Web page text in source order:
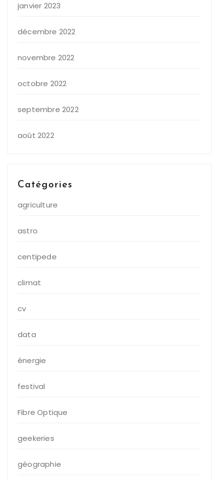
janvier 2023
décembre 2022
novembre 2022
octobre 2022
septembre 2022
août 2022
Catégories
agriculture
astro
centipede
climat
cv
data
énergie
festival
Fibre Optique
geekeries
géographie